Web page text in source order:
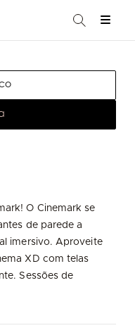
O Cinemark se
de parede a
imersivo. Aproveite
XD com telas
Sessões de